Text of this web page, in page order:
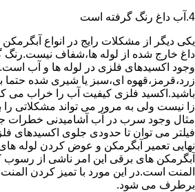
4.آب داغ رنگ گرفته است
یکی دیگر از مشکلات رایج در انواع
داغ خارج شده از لوله ها،شفاف نیست.رنگ
وجود اکسیدهای فلزی در لوله ها و آب
زرد،قرمز،قهوه ای،سبز یا شیری شده حتما
باشید.اکسید فلزی کیفیت آب را خراب می
زا نیست ولی به مرور می تواند مشکلاتی را
مثال وجود سرب در آب آشامیدنی خطرات
فیلتر می توان تا حدودی جلوی اکسیدهای
نهایی تعمیر آبگرمکن و عوض کردن لوله
آبگرمکن های برقی این امر ناشی از رسوب
المنت است.در این مورد با تمیز کردن
برطرف می شود.